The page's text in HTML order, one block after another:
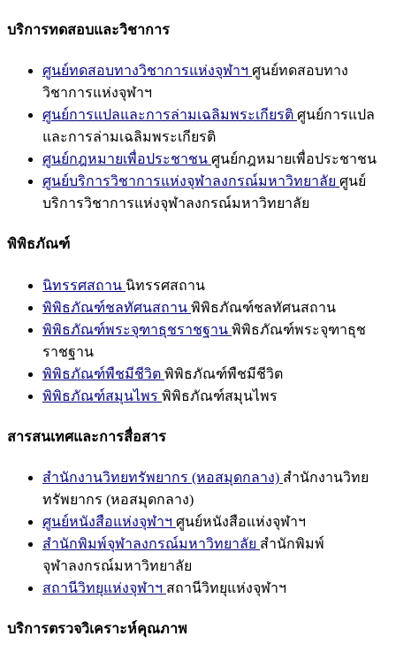
บริการทดสอบและวิชาการ
ศูนย์ทดสอบทางวิชาการแห่งจุฬาฯ ศูนย์ทดสอบทาง
วิชาการแห่งจุฬาฯ
ศูนย์การแปลและการล่ามเฉลิมพระเกียรติ ศูนย์การแปล
และการล่ามเฉลิมพระเกียรติ
ศูนย์กฎหมายเพื่อประชาชน ศูนย์กฎหมายเพื่อประชาชน
ศูนย์บริการวิชาการแห่งจุฬาลงกรณ์มหาวิทยาลัย ศูนย์
บริการวิชาการแห่งจุฬาลงกรณ์มหาวิทยาลัย
พิพิธภัณฑ์
นิทรรศสถาน นิทรรศสถาน
พิพิธภัณฑ์ชลทัศนสถาน พิพิธภัณฑ์ชลทัศนสถาน
พิพิธภัณฑ์พระจุฑาธุชราชฐาน พิพิธภัณฑ์พระจุฑาธุช
ราชฐาน
พิพิธภัณฑ์พืชมีชีวิต พิพิธภัณฑ์พืชมีชีวิต
พิพิธภัณฑ์สมุนไพร พิพิธภัณฑ์สมุนไพร
สารสนเทศและการสื่อสาร
สำนักงานวิทยทรัพยากร (หอสมุดกลาง) สำนักงานวิทย
ทรัพยากร (หอสมุดกลาง)
ศูนย์หนังสือแห่งจุฬาฯ ศูนย์หนังสือแห่งจุฬาฯ
สำนักพิมพ์จุฬาลงกรณ์มหาวิทยาลัย สำนักพิมพ์
จุฬาลงกรณ์มหาวิทยาลัย
สถานีวิทยุแห่งจุฬาฯ สถานีวิทยุแห่งจุฬาฯ
บริการตรวจวิเคราะห์คุณภาพ